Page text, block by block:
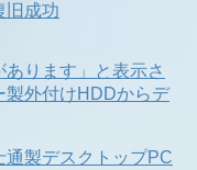
旧成功
あります」と表示さ
製外付けHDDからデ
通製デスクトップPC